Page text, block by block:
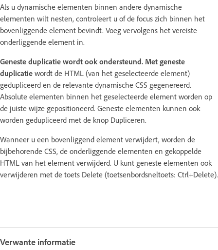
Als u dynamische elementen binnen andere dynamische
elementen wilt nesten, controleert u of de focus zich binnen het
bovenliggende element bevindt. Voeg vervolgens het vereiste
onderliggende element in.
Geneste duplicatie wordt ook ondersteund. Met geneste
duplicatie wordt de HTML (van het geselecteerde element)
gedupliceerd en de relevante dynamische CSS gegenereerd.
Absolute elementen binnen het geselecteerde element worden op
de juiste wijze gepositioneerd. Geneste elementen kunnen ook
worden gedupliceerd met de knop Dupliceren.
Wanneer u een bovenliggend element verwijdert, worden de
bijbehorende CSS, de onderliggende elementen en gekoppelde
HTML van het element verwijderd. U kunt geneste elementen ook
verwijderen met de toets Delete (toetsenbordsneltoets: Ctrl+Delete).
Verwante informatie